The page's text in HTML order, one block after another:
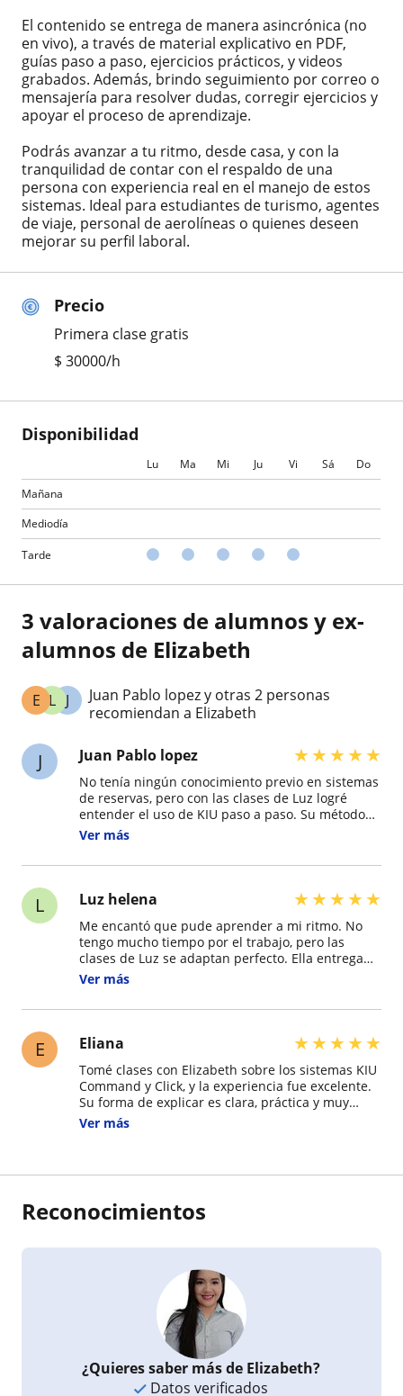
Precio
Primera clase gratis
$ 30000/h
Disponibilidad
Lu Ma Mi Ju Vi Sá
Do
Mañana
Mediodía
Tarde
El contenido se entrega de manera asincrónica (no
en vivo), a través de material explicativo en PDF,
guías paso a paso, ejercicios prácticos, y videos
grabados. Además, brindo seguimiento por correo o
mensajería para resolver dudas, corregir ejercicios y
apoyar el proceso de aprendizaje.
Podrás avanzar a tu ritmo, desde casa, y con la
tranquilidad de contar con el respaldo de una
persona con experiencia real en el manejo de estos
sistemas. Ideal para estudiantes de turismo, agentes
de viaje, personal de aerolíneas o quienes deseen
mejorar su perfil laboral.
3 valoraciones de alumnos y ex-
alumnos de Elizabeth
J
L
E
Juan Pablo lopez y otras 2 personas
recomiendan a Elizabeth
J Juan Pablo lopez ★★★★★
No tenía ningún conocimiento previo en sistemas
de reservas, pero con las clases de Luz logré
entender el uso de KIU paso a paso. Su método
es muy claro, los materiales son fáciles de seguir
¡Súper recomendada!
Ver más
L Luz helena ★★★★★
Me encantó que pude aprender a mi ritmo. No
tengo mucho tiempo por el trabajo, pero las
clases de Luz se adaptan perfecto. Ella entrega
guías y videos grabados muy completos, y
Excelente experiencia.
Ver más
E Eliana ★★★★★
Tomé clases con Elizabeth sobre los sistemas KIU
Command y Click, y la experiencia fue excelente.
Su forma de explicar es clara, práctica y muy
paciente. Me gustó que pude avanzar a mi ritmo,
agencias o aerolíneas y necesitas reforzar
Ver más
Reconocimientos
¿Quieres saber más de Elizabeth?
Datos verificados